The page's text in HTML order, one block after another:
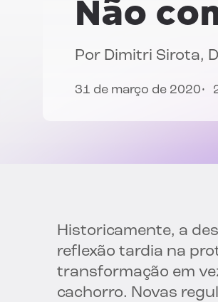
Não
Por Dimitri Sirota,
31 de março de 2020
Historicamente, a
reflexão tardia na
transformação em
cachorro. Novas